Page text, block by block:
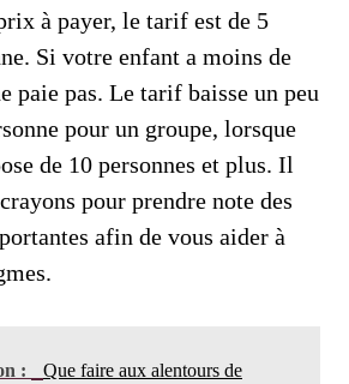
à payer, le tarif est de 5
Si votre enfant a moins de
paie pas. Le tarif baisse un peu
pour un groupe, lorsque
de 10 personnes et plus. Il
pour prendre note des
afin de vous aider à
:
Que faire aux alentours de